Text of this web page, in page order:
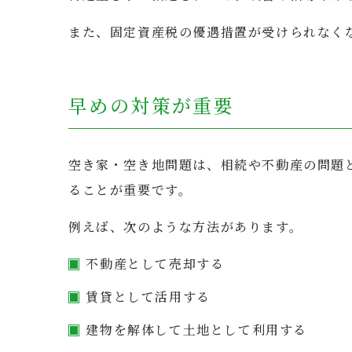
また、固定資産税の優遇措置が受けられな
早めの対策が重要
空き家・空き地問題は、相続や不動産の問
ることが重要です。
例えば、次のような方法があります。
不動産として売却する
賃貸として活用する
建物を解体して土地として利用する